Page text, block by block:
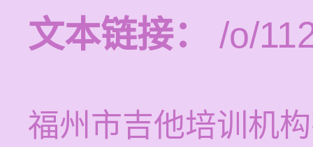
文本链接：
/o/
福州市吉他培训机